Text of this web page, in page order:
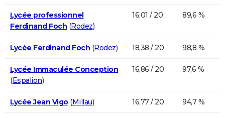
Lycée professionnel
Ferdinand Foch (Rodez)
16,01 / 20 89,6 %
Lycée Ferdinand Foch (Rodez) 18,38 / 20 98,8 %
Lycée Immaculée Conception
(Espalion)
16,86 / 20 97,6 %
Lycée Jean Vigo (Millau) 16,77 / 20 94,7 %